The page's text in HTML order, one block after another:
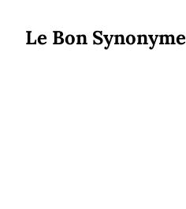
Le Bon Synonyme